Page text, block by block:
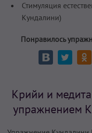
Стимуляция
Кундалини)
Понравилось
Крийи и
упражнением